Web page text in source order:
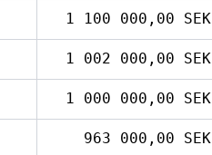
1 100 000,00 SEK
1 002 000,00 SEK
1 000 000,00 SEK
963 000,00 SEK